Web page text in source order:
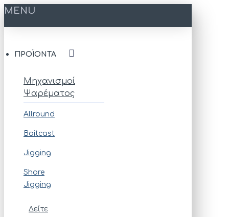
MENU
ΠΡΟΪΌΝΤΑ
Μηχανισμοί
Ψαρέματος
Allround
Baitcast
Jigging
Shore
Jigging
Δείτε